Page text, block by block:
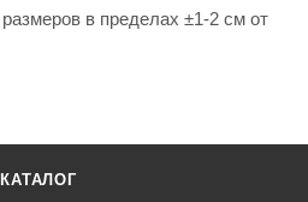
в пределах ±1-2 см от
КАТАЛОГ